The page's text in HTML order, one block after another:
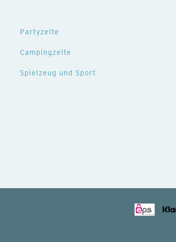
Partyzelte
Campingzelte
Spielzeug und Sport